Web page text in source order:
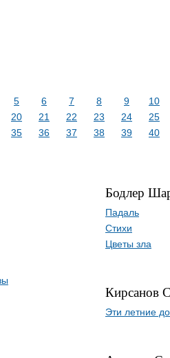
5 6 7 8 9
10
20 21 22 23 24
25
35 36 37 38 39
40
Бодлер
Падаль
Стихи
Цветы зла
Кирсанов
Эти летние